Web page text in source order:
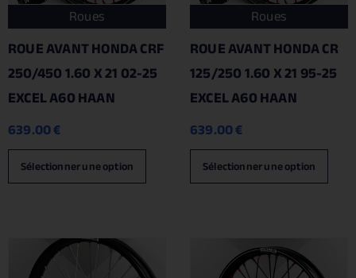
Roues
ROUE AVANT HONDA CRF
250/450 1.60 X 21 02-25
EXCEL A60 HAAN
639.00€
Sélectionner une option
Roues
ROUE AVANT HONDA CR
125/250 1.60 X 21 95-25
EXCEL A60 HAAN
639.00€
Sélectionner une option